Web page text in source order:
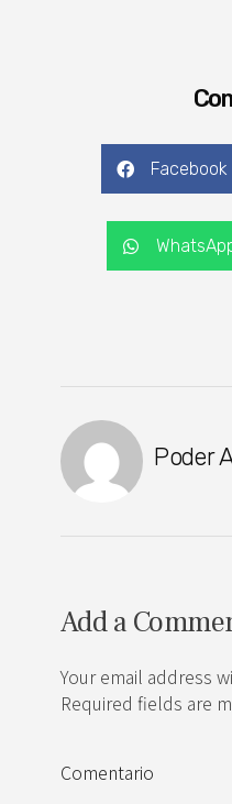
Facebook
Poder
Add a
Your email address
Required fields are
Comentario